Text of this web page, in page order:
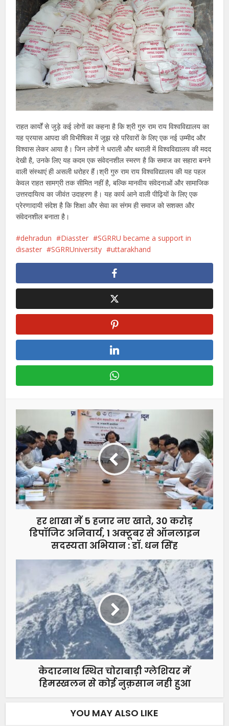
राहत कार्यों से जुड़े कई लोगों का कहना है कि श्री गुरु राम राय विश्वविद्यालय का
यह प्रयास आपदा की विभीषिका में जूझ रहे परिवारों के लिए एक नई उम्मीद और
विश्वास लेकर आया है। जिन लोगों ने धराली और थराली में विश्वविद्यालय की मदद
देखी है, उनके लिए यह कदम एक संवेदनशील स्मरण है कि समाज का सहारा बनने
वाली संस्थाएं ही असली धरोहर हैं।श्री गुरु राम राय विश्वविद्यालय की यह पहल
केवल राहत सामग्री तक सीमित नहीं है, बल्कि मानवीय संवेदनाओं और सामाजिक
उत्तरदायित्व का जीवंत उदाहरण है। यह कार्य आने वाली पीढ़ियों के लिए एक
प्रेरणादायी संदेश है कि शिक्षा और सेवा का संगम ही समाज को सशक्त और
संवेदनशील बनाता है।
dehradun Diasster
SGRRU became a support in
disaster
SGRRUniversity uttarakhand
हर शाखा में 5 हजार नए खाते, 30 करोड़
डिपॉजिट अनिवार्य, 1 अक्टूबर से ऑनलाइन
सदस्यता अभियान : डॉ. धन सिंह
केदारनाथ स्थित चोराबाड़ी ग्लेशियर में
हिमस्खलन से कोई नुक़सान नही हुआ
YOU MAY ALSO LIKE